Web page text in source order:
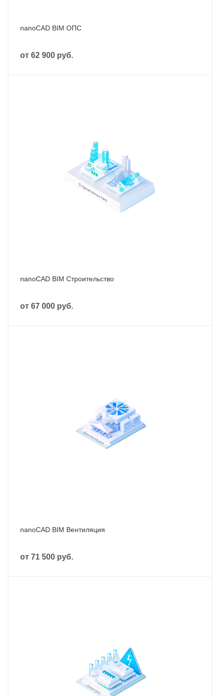
nanoCAD BIM ОПС
от 62 900 руб.
nanoCAD BIM Строительство
от 67 000 руб.
nanoCAD BIM Вентиляция
от 71 500 руб.